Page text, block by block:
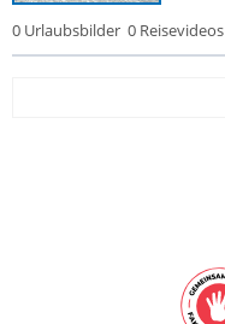
0 Urlaubsbilder 0 Reisevideos